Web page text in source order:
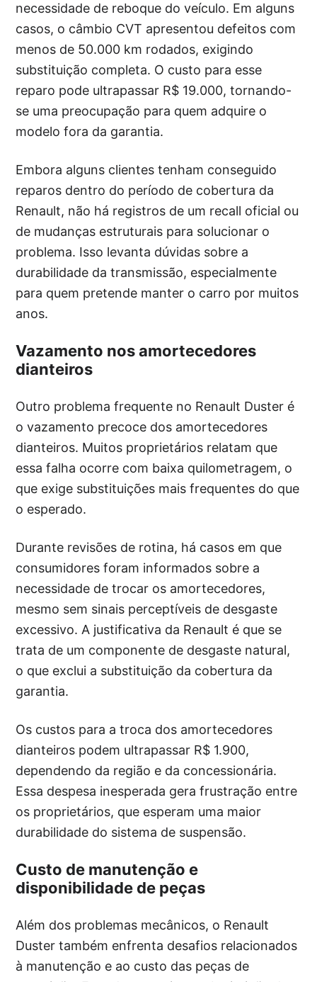
necessidade de reboque do veículo. Em alguns
casos, o câmbio CVT apresentou defeitos com
menos de 50.000 km rodados, exigindo
substituição completa. O custo para esse
reparo pode ultrapassar R$ 19.000, tornando-
se uma preocupação para quem adquire o
modelo fora da garantia.
Embora alguns clientes tenham conseguido
reparos dentro do período de cobertura da
Renault, não há registros de um recall oficial ou
de mudanças estruturais para solucionar o
problema. Isso levanta dúvidas sobre a
durabilidade da transmissão, especialmente
para quem pretende manter o carro por muitos
anos.
Vazamento nos amortecedores
dianteiros
Outro problema frequente no Renault Duster é
o vazamento precoce dos amortecedores
dianteiros. Muitos proprietários relatam que
essa falha ocorre com baixa quilometragem, o
que exige substituições mais frequentes do que
o esperado.
Durante revisões de rotina, há casos em que
consumidores foram informados sobre a
necessidade de trocar os amortecedores,
mesmo sem sinais perceptíveis de desgaste
excessivo. A justificativa da Renault é que se
trata de um componente de desgaste natural,
o que exclui a substituição da cobertura da
garantia.
Os custos para a troca dos amortecedores
dianteiros podem ultrapassar R$ 1.900,
dependendo da região e da concessionária.
Essa despesa inesperada gera frustração entre
os proprietários, que esperam uma maior
durabilidade do sistema de suspensão.
Custo de manutenção e
disponibilidade de peças
Além dos problemas mecânicos, o Renault
Duster também enfrenta desafios relacionados
à manutenção e ao custo das peças de